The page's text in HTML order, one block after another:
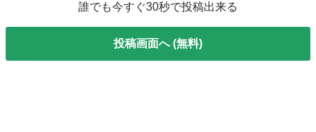
誰でも今すぐ30秒で投稿出来る
投稿画面へ (無料)